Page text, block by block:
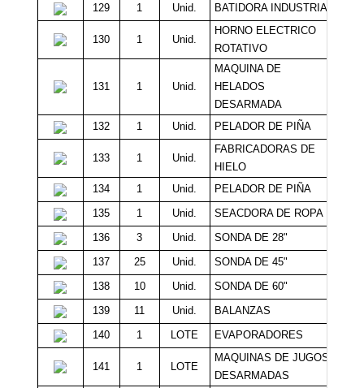
129
1 Unid. BATIDORA INDUSTRIAL
130 1 Unid.
HORNO ELECTRICO
ROTATIVO
131 1 Unid.
MAQUINA DE
HELADOS
DESARMADA
132 1 Unid. PELADOR DE PIÑA
133 1 Unid.
FABRICADORAS DE
HIELO
134 1 Unid. PELADOR DE PIÑA
135
1 Unid. SEACDORA DE ROPA
136
3 Unid. SONDA DE 28"
137
25 Unid. SONDA DE 45"
138
10 Unid. SONDA DE 60"
139
11 Unid. BALANZAS
140
1 LOTE EVAPORADORES
141 1 LOTE
MAQUINAS DE JUGOS
DESARMADAS